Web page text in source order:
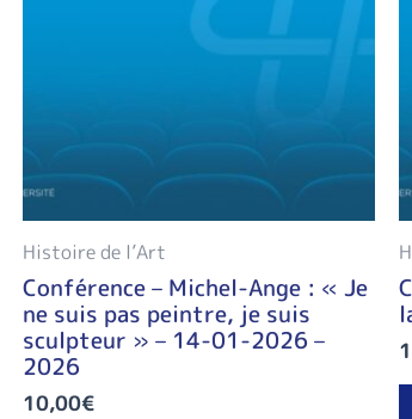
Histoire de l’Art
Conférence – Michel-Ange : « Je
ne suis pas peintre, je suis
sculpteur » – 14-01-2026 –
2026
10,00€